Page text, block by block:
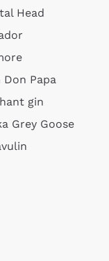
Head
Don Papa
gin
Grey Goose